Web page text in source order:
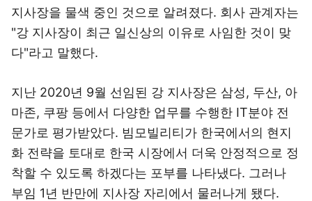
지사장을 물색 중인 것으로 알려졌다. 회사 관계자는
"강 지사장이 최근 일신상의 이유로 사임한 것이 맞
다"라고 말했다.
지난 2020년 9월 선임된 강 지사장은 삼성, 두산, 아
마존, 쿠팡 등에서 다양한 업무를 수행한 IT분야 전
문가로 평가받았다. 빔모빌리티가 한국에서의 현지
화 전략을 토대로 한국 시장에서 더욱 안정적으로 정
착할 수 있도록 하겠다는 포부를 나타냈다. 그러나
부임 1년 반만에 지사장 자리에서 물러나게 됐다.